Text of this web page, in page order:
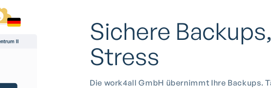
Sichere
Stress
Die work4all GmbH übernimmt Ihre Backups.